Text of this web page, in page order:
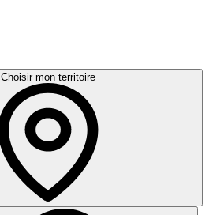
Choisir mon territoire